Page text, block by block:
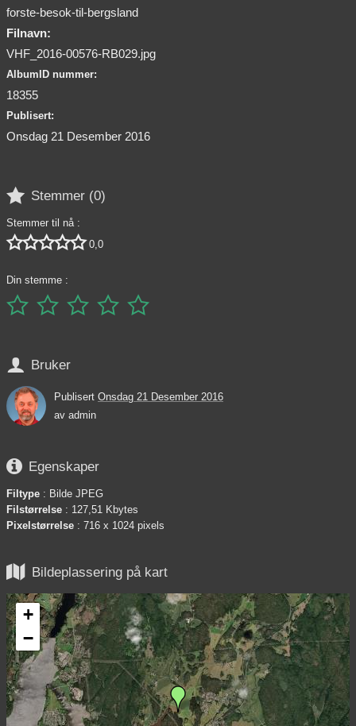
forste-besok-til-bergsland
Filnavn:
VHF_2016-00576-RB029.jpg
AlbumID nummer:
18355
Publisert:
Onsdag 21 Desember 2016
 Stemmer (0)
Stemmer til nå :
 0,0
Din stemme :
    
 Bruker
Publisert Onsdag 21 Desember 2016
av admin
 Egenskaper
Filtype : Bilde JPEG
Filstørrelse : 127,51 Kbytes
Pixelstørrelse : 716 x 1024 pixels
 Bildeplassering på kart
+
−